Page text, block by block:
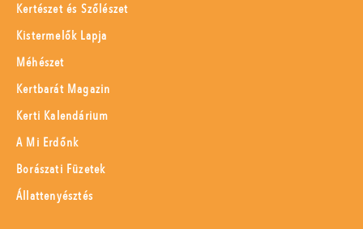
Kertészet és Szőlészet
Kistermelők Lapja
Méhészet
Kertbarát Magazin
Kerti Kalendárium
A Mi Erdőnk
Borászati Füzetek
Állattenyésztés